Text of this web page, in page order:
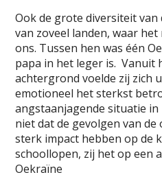
Ook de grote diversiteit
van zoveel landen, waar
ons. Tussen hen was één
papa in het leger is. Vanuit
achtergrond voelde zij zich
emotioneel het sterkst
angstaanjagende situatie in
niet dat de gevolgen van
sterk impact hebben op de
schoollopen, zij het op een
Oekraïne